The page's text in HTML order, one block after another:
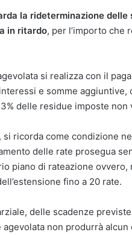
la rideterminazione
in ritardo, per l’importo che
si realizza con il
e somme aggiuntive,
delle residue imposte
si ricorda come condizione
delle rate prosegua
piano di rateazione
fino a 20 rate.
delle scadenze
non produrrà